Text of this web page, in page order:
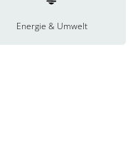
Energie & Umwelt